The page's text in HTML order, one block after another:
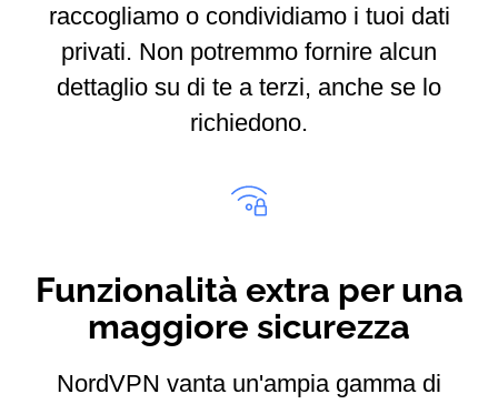
raccogliamo o condividiamo i tuoi dati
privati. Non potremmo fornire alcun
dettaglio su di te a terzi, anche se lo
richiedono.
Funzionalità extra per una
maggiore sicurezza
NordVPN vanta un'ampia gamma di